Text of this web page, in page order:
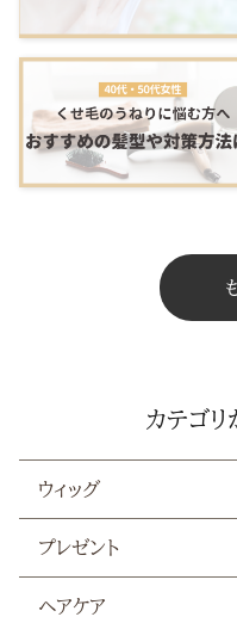
カテゴ
ウィッグ
プレゼント
ヘアケア